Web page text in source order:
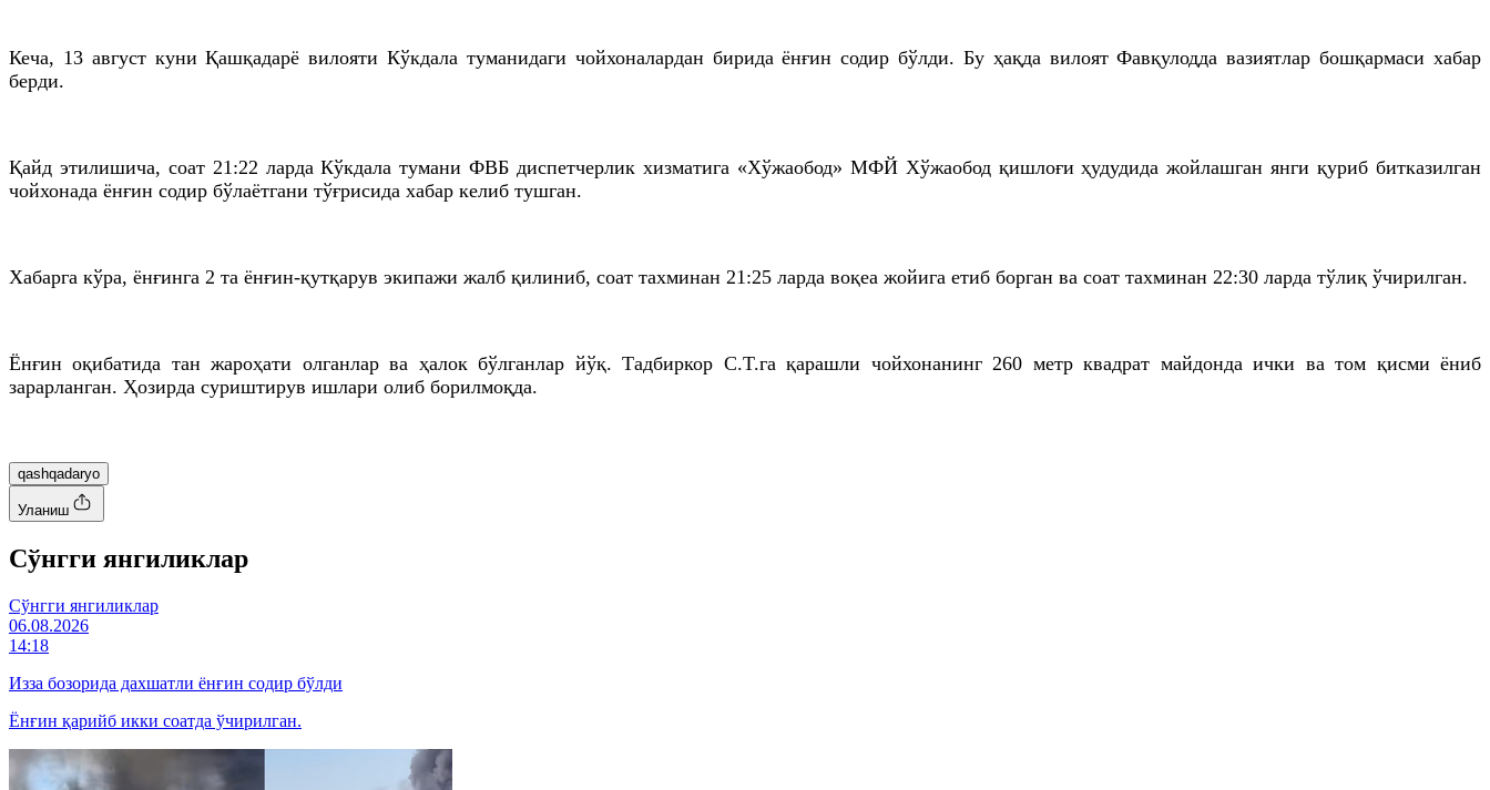
Кеча, 13 август куни Қашқадарё вилояти Кўкдала туманидаги чойхоналардан бирида ёнғин содир бўлди. Бу ҳақда вилоят Фавқулодда вазиятлар бошқармаси хабар
берди.
Қайд этилишича, соат 21:22 ларда Кўкдала тумани ФВБ диспетчерлик хизматига «Хўжаобод» МФЙ Хўжаобод қишлоғи ҳудудида жойлашган янги қуриб битказилган
чойхонада ёнғин содир бўлаётгани тўғрисида хабар келиб тушган.
Хабарга кўра, ёнғинга 2 та ёнғин-қутқарув экипажи жалб қилиниб, соат тахминан 21:25 ларда воқеа жойига етиб борган ва соат тахминан 22:30 ларда тўлиқ ўчирилган.
Ёнғин оқибатида тан жароҳати олганлар ва ҳалок бўлганлар йўқ. Тадбиркор С.T.гa қарашли чойхонанинг 260 метр квадрат майдонда ички ва том қисми ёниб
зарарланган. Ҳозирда суриштирув ишлари олиб борилмоқда.
qashqadaryo
Уланиш
Cўнгги янгиликлар
Cўнгги янгиликлар
06.08.2026
14:18
Изза бозорида дахшатли ёнғин содир бўлди
Ёнғин қарийб икки соатда ўчирилган.